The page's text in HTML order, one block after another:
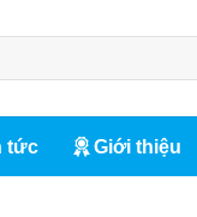
tức Giới thiệu